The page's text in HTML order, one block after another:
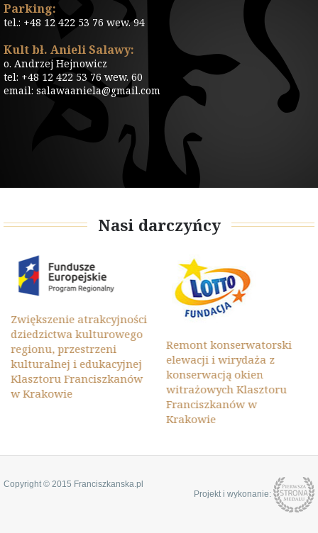
Parking:
tel.: +48 12 422 53 76 wew. 94
Kult bł. Anieli Salawy:
o. Andrzej Hejnowicz
tel: +48 12 422 53 76 wew. 60
email: salawaaniela@gmail.com
Nasi darczyńcy
Zwiększenie atrakcyjności
dziedzictwa kulturowego
regionu, przestrzeni
kulturalnej i edukacyjnej
Klasztoru Franciszkanów
w Krakowie
Remont konserwatorski
elewacji i wirydaża z
konserwacją okien
witrażowych Klasztoru
Franciszkanów w
Krakowie
Copyright © 2015 Franciszkanska.pl
Projekt i wykonanie: